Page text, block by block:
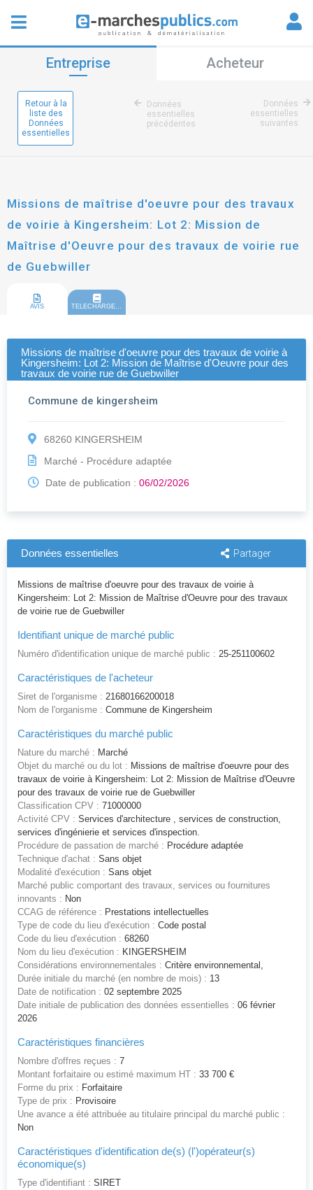
Entreprise Acheteur
Retour à la
liste des
Données
essentielles
Données
essentielles
précédentes
Données
essentielles
suivantes
Missions de maîtrise d'oeuvre pour des travaux
de voirie à Kingersheim: Lot 2: Mission de
Maîtrise d'Oeuvre pour des travaux de voirie rue
de Guebwiller
AVIS TELECHARGEMENT
Missions de maîtrise d'oeuvre pour des travaux de voirie à
Kingersheim: Lot 2: Mission de Maîtrise d'Oeuvre pour des
travaux de voirie rue de Guebwiller
Commune de kingersheim
68260 KINGERSHEIM
Marché - Procédure adaptée
Date de publication : 06/02/2026
Données essentielles Partager
Missions de maîtrise d'oeuvre pour des travaux de voirie à
Kingersheim: Lot 2: Mission de Maîtrise d'Oeuvre pour des travaux
de voirie rue de Guebwiller
Identifiant unique de marché public
Numéro d'identification unique de marché public : 25-251100602
Caractéristiques de l'acheteur
Siret de l'organisme : 21680166200018
Nom de l'organisme : Commune de Kingersheim
Caractéristiques du marché public
Nature du marché : Marché
Objet du marché ou du lot : Missions de maîtrise d'oeuvre pour des
travaux de voirie à Kingersheim: Lot 2: Mission de Maîtrise d'Oeuvre
pour des travaux de voirie rue de Guebwiller
Classification CPV : 71000000
Activité CPV : Services d'architecture , services de construction,
services d'ingénierie et services d'inspection.
Procédure de passation de marché : Procédure adaptée
Technique d'achat : Sans objet
Modalité d'exécution : Sans objet
Marché public comportant des travaux, services ou fournitures
innovants : Non
CCAG de référence : Prestations intellectuelles
Type de code du lieu d'exécution : Code postal
Code du lieu d'exécution : 68260
Nom du lieu d'exécution : KINGERSHEIM
Considérations environnementales : Critère environnemental,
Durée initiale du marché (en nombre de mois) : 13
Date de notification : 02 septembre 2025
Date initiale de publication des données essentielles : 06 février
2026
Caractéristiques financières
Nombre d'offres reçues : 7
Montant forfaitaire ou estimé maximum HT : 33 700 €
Forme du prix : Forfaitaire
Type de prix : Provisoire
Une avance a été attribuée au titulaire principal du marché public :
Non
Caractéristiques d'identification de(s) (l')opérateur(s)
économique(s)
Type d'identifiant : SIRET